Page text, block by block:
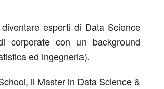
esperti di Data Science
corporate con un background
ed ingegneria).
il Master in Data Science &